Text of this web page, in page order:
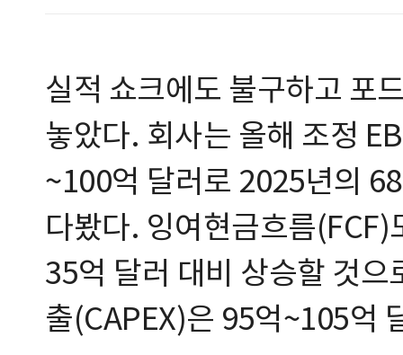
실적 쇼크에도 불구하고 포
놓았다. 회사는 올해 조정
~100억 달러로 2025년의
다봤다. 잉여현금흐름
35억 달러 대비 상승할 것
출(CAPEX)은 95억~105억